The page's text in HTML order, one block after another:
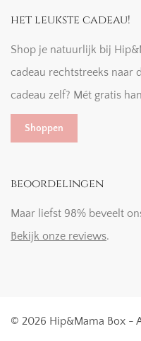
het leukste cadeau!
Shop je natuurlijk bij
cadeau rechtstreeks naar
cadeau zelf? Mét gratis
Shoppen
beoordelingen
Maar liefst 98% beveelt
Bekijk onze reviews.
© 2026 Hip&Mama Box -